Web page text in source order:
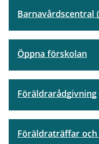
Barnavårdscentral
Öppna förskolan
Föräldrarådgivning
Föräldraträffar